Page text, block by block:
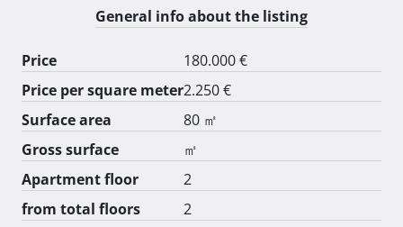
može se izvršiti adaptacija uz mogućnost
preraspodijele prostorija. Lokacija nekretnine
pogoduje investicijama i prenamjeni stambenog u
poslovni prostor raznih mogućnosti uređenja prema
vlastitim željama i potrebama. Čisto vlasništvo.
Cijena nekretnine 180.000,00 eur.
Postoji mogućnost zamjene, za stan, etažu kuće,
samostalni objekt i poslovni prostor koji se nalazi na
području grada Rijeke i riječkog prstena.
General info about the listing
Price
180.000 €
Price per square meter2.250 €
Surface area
80 ㎡
Gross surface
㎡
Apartment floor
2
from total floors
2